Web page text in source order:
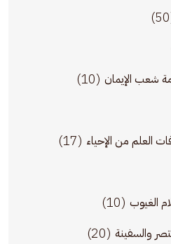
شعب الإيمان (10)
العلم من الإحياء (17)
الغيوب (10)
والسفينة (20)